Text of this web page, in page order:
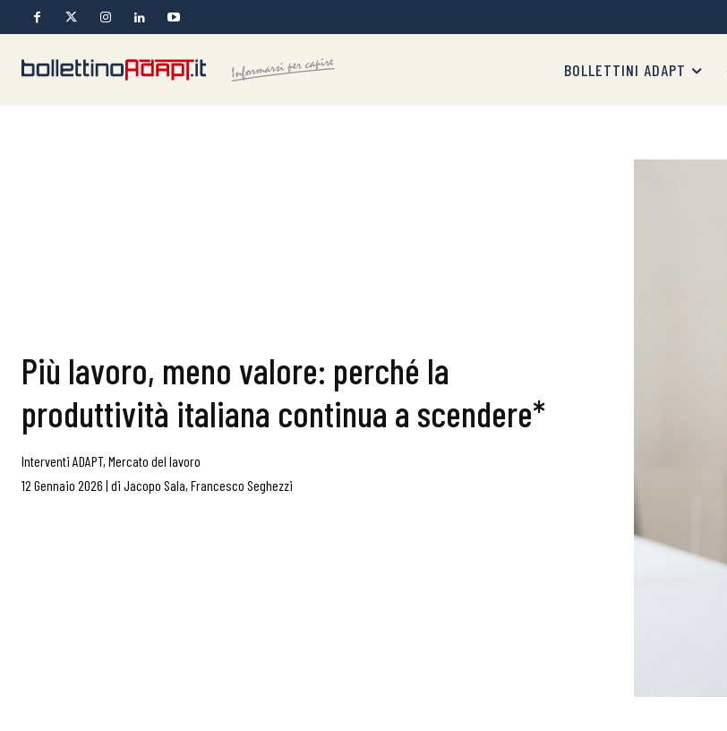
BOLLETTINI ADAPT
Più lavoro, meno valore: perché la
produttività italiana continua a scendere*
Interventi ADAPT, Mercato del lavoro
12 Gennaio 2026 | di Jacopo Sala, Francesco Seghezzi